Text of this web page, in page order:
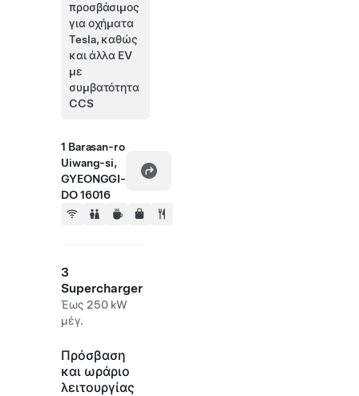
προσβάσιμος
για οχήματα
Tesla, καθώς
και άλλα EV
με
συμβατότητα
CCS
1 Barasan-ro
Uiwang-si,
GYEONGGI-
DO 16016
3
Supercharger
Έως 250 kW
μέγ.
Πρόσβαση
και ωράριο
λειτουργίας